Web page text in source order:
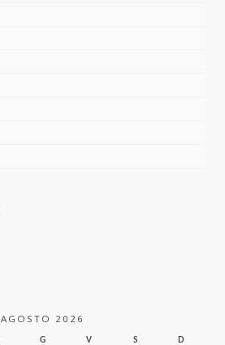
AGOSTO 2026
G V S D